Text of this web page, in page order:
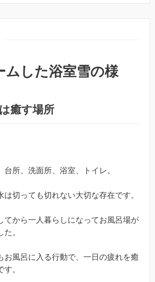
ムした浴室雪の様
癒す場所
台所、洗面所、浴室、トイレ。
は切っても切れない大切な存在です。
てから一人暮らしになってお風呂場が
。
お風呂に入る行動で、一日の疲れを癒
。